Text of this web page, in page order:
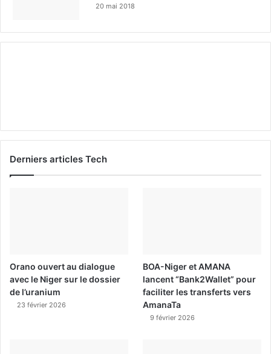
20 mai 2018
Derniers articles Tech
Orano ouvert au dialogue
avec le Niger sur le dossier
de l’uranium
23 février 2026
BOA-Niger et AMANA
lancent “Bank2Wallet” pour
faciliter les transferts vers
AmanaTa
9 février 2026